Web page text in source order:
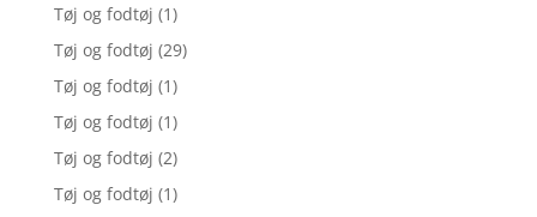
Tøj og fodtøj (1)
Tøj og fodtøj (29)
Tøj og fodtøj (1)
Tøj og fodtøj (1)
Tøj og fodtøj (2)
Tøj og fodtøj (1)